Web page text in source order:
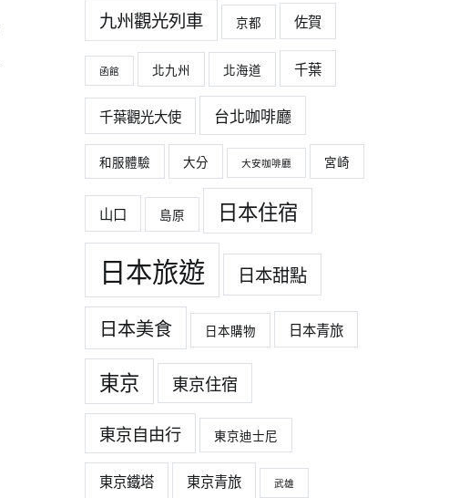
九州觀光列車 京都 佐賀
函館 北九州 北海道 千葉
千葉觀光大使 台北咖啡廳
和服體驗 大分 大安咖啡廳 宮崎
山口 島原 日本住宿
日本旅遊 日本甜點
日本美食 日本購物 日本青旅
東京 東京住宿
東京自由行 東京迪士尼
東京鐵塔 東京青旅 武雄